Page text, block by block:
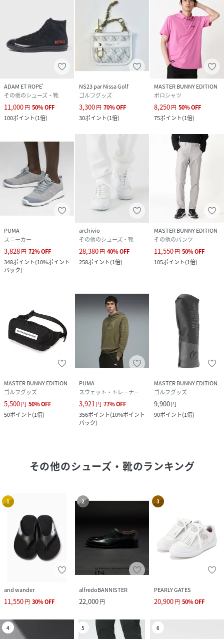
ADAM ET ROPE'
その他のシューズ・靴
11,000円 50%OFF
100ポイント(1倍)
NS23 par Nissa Golf
ゴルフグッズ
3,300円 70%OFF
30ポイント(1倍)
MASTER BUNNY EDITION
ポロシャツ
8,250円 50%OFF
75ポイント(1倍)
PUMA
スニーカー
3,828円 72%OFF
348ポイント(10%ポイント
バック)
archivio
その他のシューズ・靴
28,380円 40%OFF
258ポイント(1倍)
MASTER BUNNY EDITION
その他のパンツ
11,550円 50%OFF
105ポイント(1倍)
MASTER BUNNY EDITION
ゴルフグッズ
5,500円 50%OFF
50ポイント(1倍)
PUMA
スウェット・トレーナー
3,921 円 77%OFF
356ポイント(10%ポイント
バック)
MASTER BUNNY EDITION
ゴルフグッズ
9,900円
90ポイント(1倍)
その他のシューズ・靴のランキング
1
and wander
11,550円 30%OFF
2
alfredoBANNISTER
22,000円
3
PEARLY GATES
20,900円 50%OFF
4 5 6